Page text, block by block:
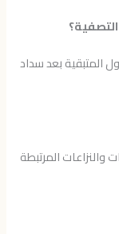
المتبقية بعد سداد
المرتبطة